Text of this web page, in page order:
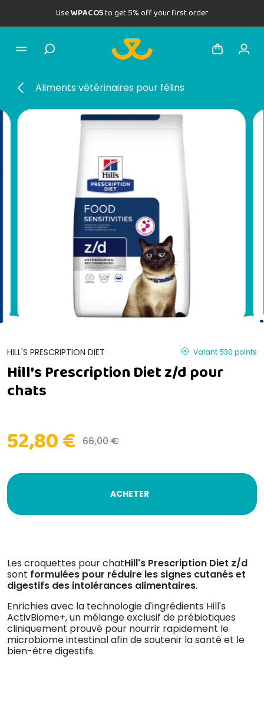
UseWPACO5to get 5% off your first order
Aliments vétérinaires pour félins
HILL'S PRESCRIPTION DIET Valant 530 points
Hill's Prescription Diet z/d pour
chats
52,80 € 66,00 €
ACHETER
Les croquettes pour chatHill's Prescription Diet z/d
sont formulées pour réduire les signes cutanés et
digestifs des intolérances alimentaires.
Enrichies avec la technologie d'ingrédients Hill's
ActivBiome+, un mélange exclusif de prébiotiques
cliniquement prouvé pour nourrir rapidement le
microbiome intestinal afin de soutenir la santé et le
bien-être digestifs.